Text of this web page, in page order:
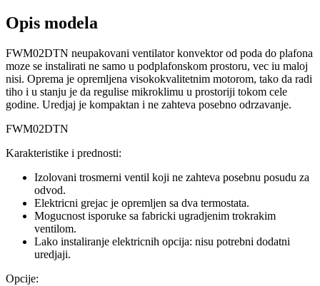
Opis modela
FWM02DTN neupakovani ventilator konvektor od poda do plafona
moze se instalirati ne samo u podplafonskom prostoru, vec iu maloj
nisi. Oprema je opremljena visokokvalitetnim motorom, tako da radi
tiho i u stanju je da regulise mikroklimu u prostoriji tokom cele
godine. Uredjaj je kompaktan i ne zahteva posebno odrzavanje.
FWM02DTN
Karakteristike i prednosti:
Izolovani trosmerni ventil koji ne zahteva posebnu posudu za
odvod.
Elektricni grejac je opremljen sa dva termostata.
Mogucnost isporuke sa fabricki ugradjenim trokrakim
ventilom.
Lako instaliranje elektricnih opcija: nisu potrebni dodatni
uredjaji.
Opcije: